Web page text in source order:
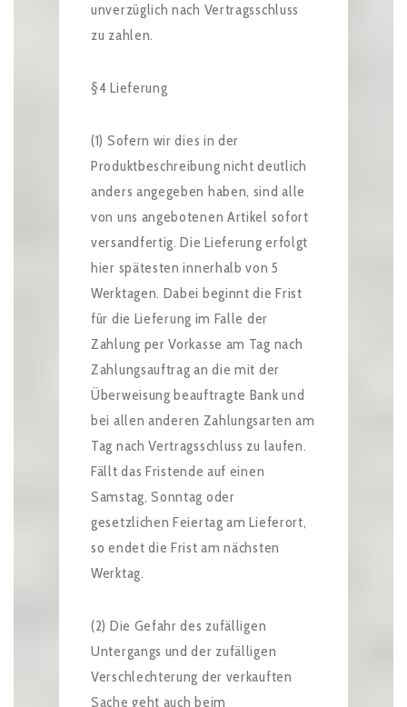
unverzüglich nach Vertragsschluss
zu zahlen.
§4 Lieferung
(1) Sofern wir dies in der
Produktbeschreibung nicht deutlich
anders angegeben haben, sind alle
von uns angebotenen Artikel sofort
versandfertig. Die Lieferung erfolgt
hier spätesten innerhalb von 5
Werktagen. Dabei beginnt die Frist
für die Lieferung im Falle der
Zahlung per Vorkasse am Tag nach
Zahlungsauftrag an die mit der
Überweisung beauftragte Bank und
bei allen anderen Zahlungsarten am
Tag nach Vertragsschluss zu laufen.
Fällt das Fristende auf einen
Samstag, Sonntag oder
gesetzlichen Feiertag am Lieferort,
so endet die Frist am nächsten
Werktag.
(2) Die Gefahr des zufälligen
Untergangs und der zufälligen
Verschlechterung der verkauften
Sache geht auch beim